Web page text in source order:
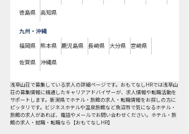
徳島県 高知県
九州・沖縄
福岡県 熊本県 鹿児島県 長崎県 大分県 宮崎県
佐賀県 沖縄県
浅草山荘で募集している求人の詳細ページです。おもてなしHRでは浅草山
荘の募集情報に精通したキャリアアドバイザーが、求人情報や転職活動を
サポートします。新潟県でホテル・旅館の求人・転職情報をお探しの方に
ピッタリです。ビジネスホテルや温泉旅館など魚沼市で気になるホテル・
旅館の求人があれば、電話やメールでお問い合わせください。ホテル・旅
館の求人・就職・転職なら【おもてなしHR】